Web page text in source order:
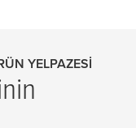
YELPAZESI